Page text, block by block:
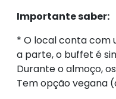
Importante saber:
* O local conta com
a parte, o buffet é
Durante o almoço,
Tem opção vegana